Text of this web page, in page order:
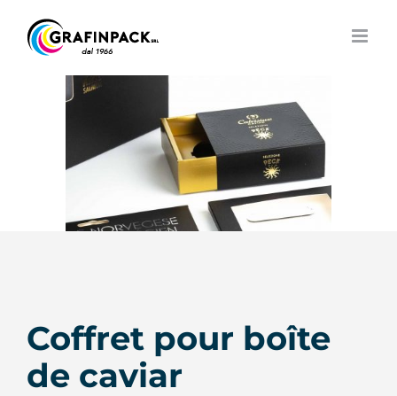
content
Coffret pour boîte
de caviar